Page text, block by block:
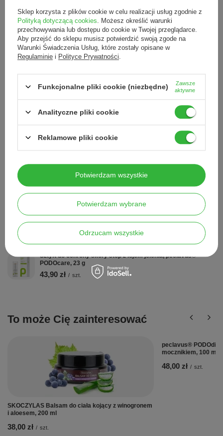
CARYOPHYLLUS OIL, ANETHOLE, VANILLIN
* Składniki pochodzące z certyfikowanych upraw ekologicznych
produkt na terenie UE
GmbH
Więcej
peclavus® PODOcare
Pojemność
Innych zainteresowało również
peclavus® PODOmed AntiMYX sztyft do paznokci o działaniu
Sztyft do ochrony skóry stóp z łojem jelenia, peclavus®
PODOcare, 23 g
43,90 zł / szt.
To może Cię zainteresować
SKOCZYLAS Balsam do ciała kojący z winogronem
i aloesem, 200 ml
38,00 zł / szt.
peclavus®
mocznikiem, 100 ml
48,00 zł / szt.
Sklep korzysta z plików cookie w celu realizacji usług zgodnie z
Polityką dotyczącą cookies . Możesz określić warunki
przechowywania lub dostępu do cookie w Twojej przeglądarce.
Aby przejść do sklepu musisz potwierdzić swoją zgode na
Warunki Świadczenia Usług, które zostały opisane w
Regulaminie i Polityce Prywatności
Funkcjonalne pliki cookie (niezbędne)
Zawsze
aktywne
Analityczne pliki cookie
Reklamowe pliki cookie
Potwierdzam wybrane
Odrzucam wszystkie
Potwierdzam wszystkie